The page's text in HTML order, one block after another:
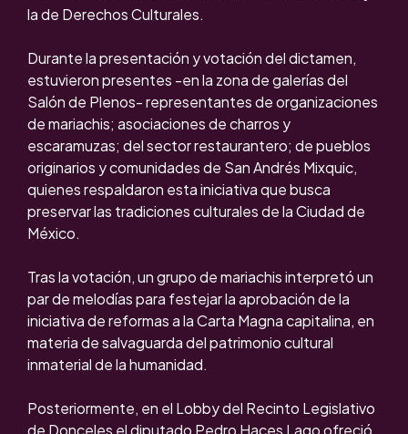
la de Derechos Culturales.
Durante la presentación y votación del dictamen,
estuvieron presentes -en la zona de galerías del
Salón de Plenos- representantes de organizaciones
de mariachis; asociaciones de charros y
escaramuzas; del sector restaurantero; de pueblos
originarios y comunidades de San Andrés Mixquic,
quienes respaldaron esta iniciativa que busca
preservar las tradiciones culturales de la Ciudad de
México.
Tras la votación, un grupo de mariachis interpretó un
par de melodías para festejar la aprobación de la
iniciativa de reformas a la Carta Magna capitalina, en
materia de salvaguarda del patrimonio cultural
inmaterial de la humanidad.
Posteriormente, en el Lobby del Recinto Legislativo
de Donceles el diputado Pedro Haces Lago ofreció